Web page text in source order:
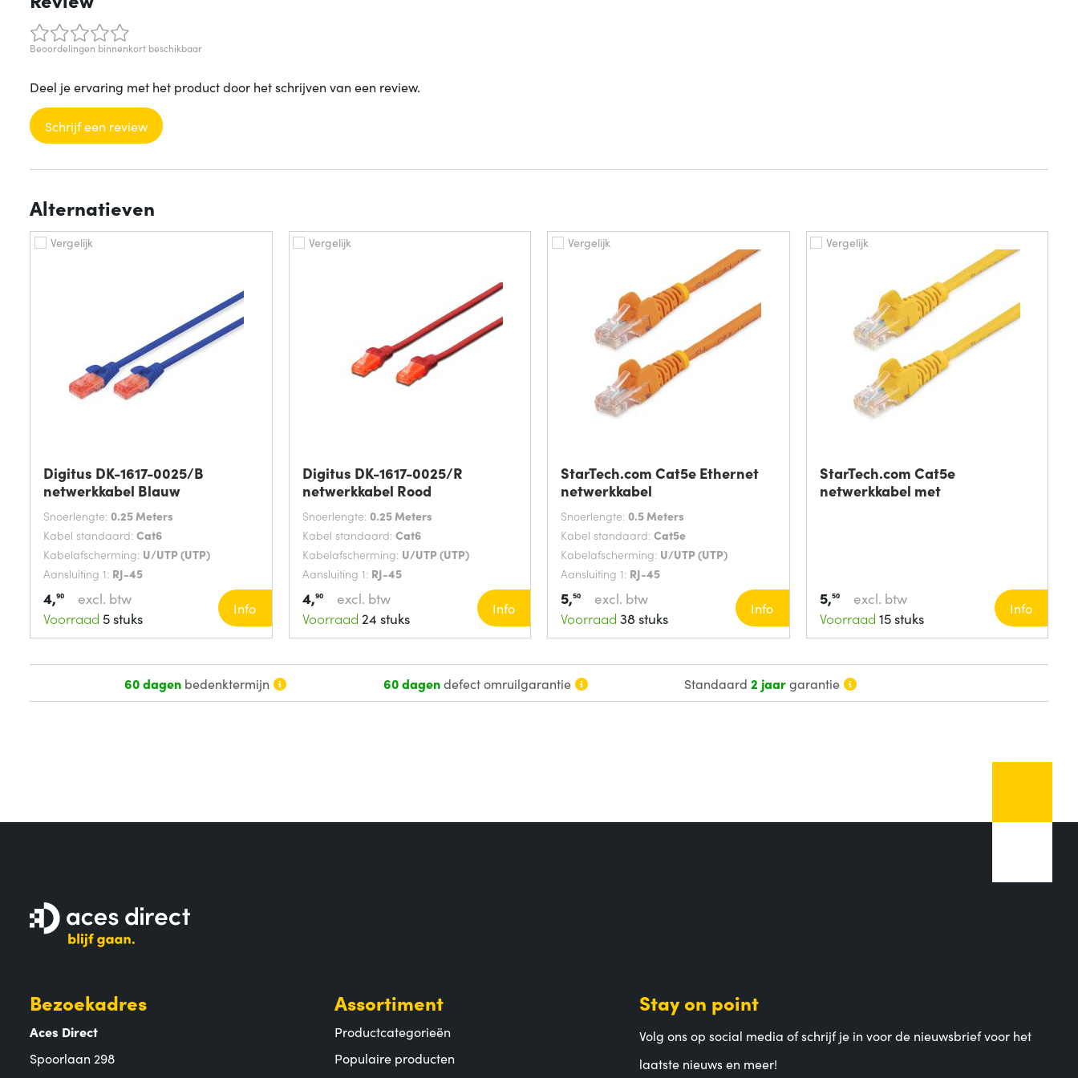
Beoordelingen binnenkort beschikbaar
Deel je ervaring met het product door het schrijven van een review.
Schrijf een review
Alternatieven
Vergelijk
Digitus DK-1617-0025/B
netwerkkabel Blauw
Snoerlengte: 0.25 Meters
Kabel standaard: Cat6
Kabelafscherming: U/UTP (UTP)
Aansluiting 1: RJ-45
4,90
excl. btw
Voorraad 5 stuks
Info
Vergelijk
Digitus DK-1617-0025/R
netwerkkabel Rood
Snoerlengte: 0.25 Meters
Kabel standaard: Cat6
Kabelafscherming: U/UTP (UTP)
Aansluiting 1: RJ-45
4,90
excl. btw
Voorraad 24 stuks
Info
Vergelijk
StarTech.com Cat5e Ethernet
netwerkkabel
Snoerlengte: 0.5 Meters
Kabel standaard: Cat5e
Kabelafscherming: U/UTP (UTP)
Aansluiting 1: RJ-45
5,50
excl. btw
Voorraad 38 stuks
Info
Vergelijk
StarTech.com Cat5e
netwerkkabel met
5,50
excl. btw
Voorraad 15 stuks
Info
60 dagenbedenktermijn 60 dagendefect omruilgarantie Standaard2 jaargarantie
Bezoekadres
Aces Direct
Spoorlaan 298
Assortiment
Productcategorieën
Populaire producten
Stay on point
Volg ons op social media of schrijf je in voor de nieuwsbrief voor het
laatste nieuws en meer!